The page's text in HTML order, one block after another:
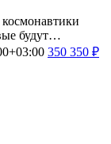
будут…
350 350 ₽